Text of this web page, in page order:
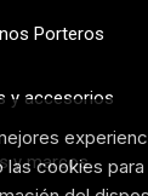
cookies
Porteros
y accesorios
y marcos